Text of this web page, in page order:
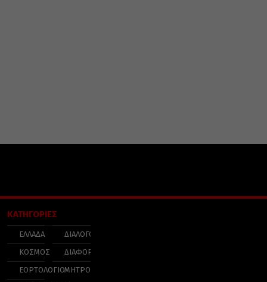
ΚΑΤΗΓΟΡΙΕΣ
ΕΛΛΑΔΑ
ΚΟΣΜΟΣ
ΕΟΡΤΟΛΟΓΙΟ
ΔΙΑΛΟΓΟΣ
ΔΙΑΦΟΡΑ
ΜΗΤΡΟΠΟΛΕΙΣ